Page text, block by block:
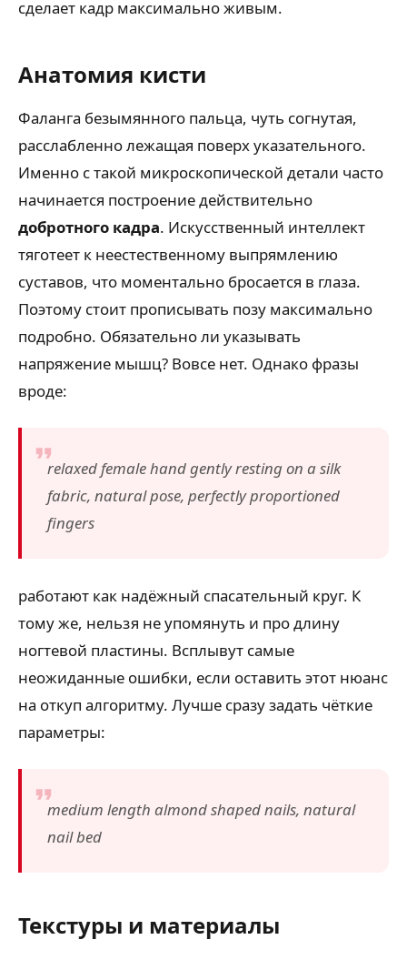
сделает кадр максимально живым.
Анатомия кисти
Фаланга безымянного пальца, чуть согнутая,
расслабленно лежащая поверх указательного.
Именно с такой микроскопической детали часто
начинается построение действительно
добротного кадра. Искусственный интеллект
тяготеет к неестественному выпрямлению
суставов, что моментально бросается в глаза.
Поэтому стоит прописывать позу максимально
подробно. Обязательно ли указывать
напряжение мышц? Вовсе нет. Однако фразы
вроде:
relaxed female hand gently resting on a silk
fabric, natural pose, perfectly proportioned
fingers
работают как надёжный спасательный круг. К
тому же, нельзя не упомянуть и про длину
ногтевой пластины. Всплывут самые
неожиданные ошибки, если оставить этот нюанс
на откуп алгоритму. Лучше сразу задать чёткие
параметры:
medium length almond shaped nails, natural
nail bed
Текстуры и материалы